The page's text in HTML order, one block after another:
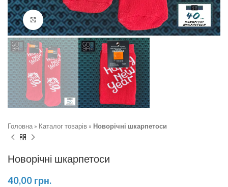
Натисніть, щоб збільшити
Головна » Каталог товарів » Новорічні шкарпетоси
Новорічні шкарпетоси
40,00 грн.